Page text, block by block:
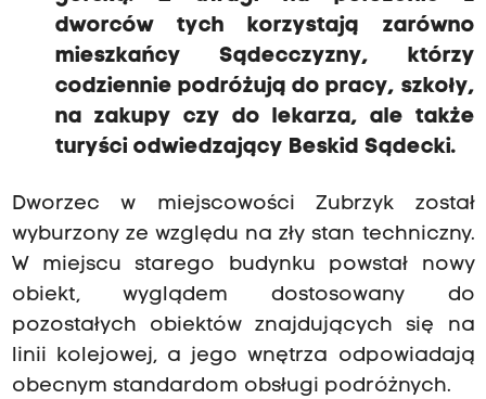
dworców tych korzystają zarówno
mieszkańcy Sądecczyzny, którzy
codziennie podróżują do pracy, szkoły,
na zakupy czy do lekarza, ale także
turyści odwiedzający Beskid Sądecki.
Dworzec w miejscowości Zubrzyk został
wyburzony ze względu na zły stan techniczny.
W miejscu starego budynku powstał nowy
obiekt, wyglądem dostosowany do
pozostałych obiektów znajdujących się na
linii kolejowej, a jego wnętrza odpowiadają
obecnym standardom obsługi podróżnych.